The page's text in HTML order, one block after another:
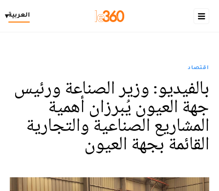
العربية▾
اقتصاد
بالفيديو: وزير الصناعة ورئيس
جهة العيون يُبرزان أهمية
المشاريع الصناعية والتجارية
القائمة بجهة العيون